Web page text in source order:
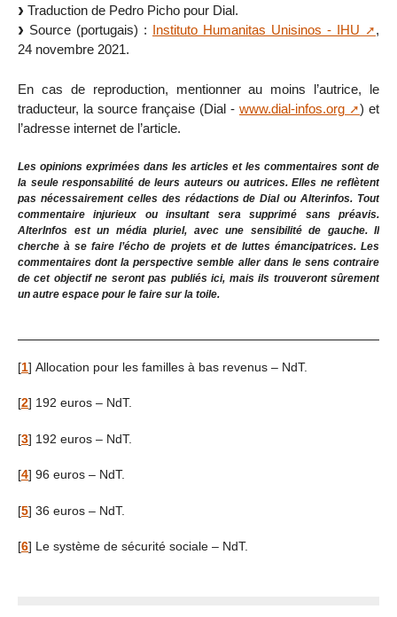
Traduction de Pedro Picho pour Dial.
Source (portugais) : Instituto Humanitas Unisinos - IHU
,
24 novembre 2021.
En cas de reproduction, mentionner au moins l’autrice, le
traducteur, la source française (Dial - www.dial-infos.org
) et
l’adresse internet de l’article.
Les opinions exprimées dans les articles et les commentaires sont de
la seule responsabilité de leurs auteurs ou autrices. Elles ne reflètent
pas nécessairement celles des rédactions de Dial ou Alterinfos. Tout
commentaire injurieux ou insultant sera supprimé sans préavis.
AlterInfos est un média pluriel, avec une sensibilité de gauche. Il
cherche à se faire l’écho de projets et de luttes émancipatrices. Les
commentaires dont la perspective semble aller dans le sens contraire
de cet objectif ne seront pas publiés ici, mais ils trouveront sûrement
un autre espace pour le faire sur la toile.
[1] Allocation pour les familles à bas revenus – NdT.
[2] 192 euros – NdT.
[3] 192 euros – NdT.
[4] 96 euros – NdT.
[5] 36 euros – NdT.
[6] Le système de sécurité sociale – NdT.